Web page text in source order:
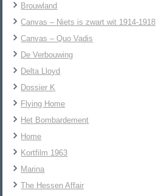
Brouwland
Canvas – Niets is zwart wit 1914-1918
Canvas – Quo Vadis
De Verbouwing
Delta Lloyd
Dossier K
Flying Home
Het Bombardement
Home
Kortfilm 1963
Marina
The Hessen Affair